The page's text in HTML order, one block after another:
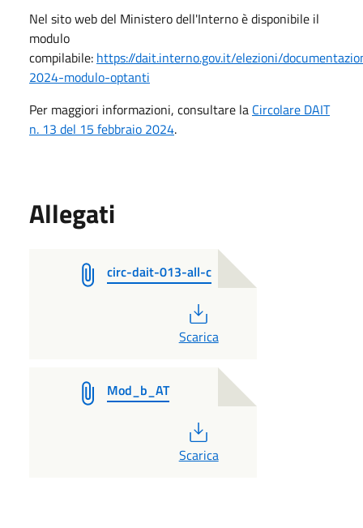
Nel sito web del Ministero dell'Interno è disponibile il
modulo
compilabile: https://dait.interno.gov.it/elezioni/
2024-modulo-optanti
Per maggiori informazioni, consultare la Circolare DAIT
n. 13 del 15 febbraio 2024.
Allegati
circ-dait-013-all-c
Scarica
Mod_b_AT
Scarica